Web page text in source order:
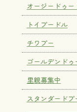
オージードゥー
トイプードル
チワプー
ゴールデンドゥ
里親募集中
スタンダードプ